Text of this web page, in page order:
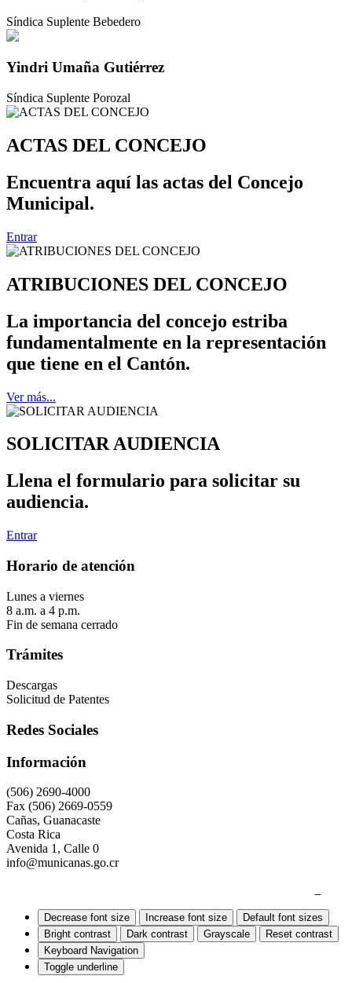
Síndica Suplente Bebedero
Yindri Umaña Gutiérrez
Síndica Suplente Porozal
ACTAS DEL CONCEJO
Encuentra aquí las actas del Concejo
Municipal.
Entrar
ATRIBUCIONES DEL CONCEJO
La importancia del concejo estriba
fundamentalmente en la representación
que tiene en el Cantón.
Ver más...
SOLICITAR AUDIENCIA
Llena el formulario para solicitar su
audiencia.
Entrar
Horario de atención
Lunes a viernes
8 a.m. a 4 p.m.
Fin de semana cerrado
Trámites
Descargas
Solicitud de Patentes
Redes Sociales
Información
(506) 2690-4000
Fax (506) 2669-0559
Cañas, Guanacaste
Costa Rica
Avenida 1, Calle 0
info@municanas.go.cr
Decrease font size Increase font size
Default font sizes
Bright contrast
Dark contrast Grayscale
Reset contrast
Keyboard Navigation
Toggle underline